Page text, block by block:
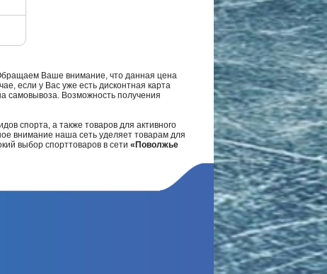
Ваше внимание, что данная цена
если у Вас уже есть дисконтная карта
самовывоза. Возможность получения
спорта, а также товаров для активного
внимание наша сеть уделяет товарам для
выбор спорттоваров в сети «Поволжье